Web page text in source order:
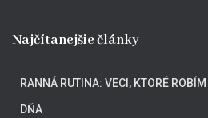
Najčítanejšie články
RANNÁ RUTINA: VECI, KTORÉ
DŇA